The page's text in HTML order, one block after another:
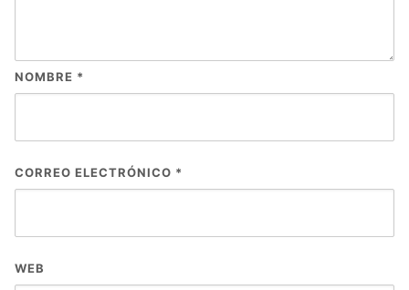
NOMBRE *
CORREO ELECTRÓNICO *
WEB